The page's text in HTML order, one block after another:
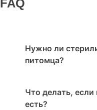
FAQ
Нужно ли
питомца?
Что делать,
есть?